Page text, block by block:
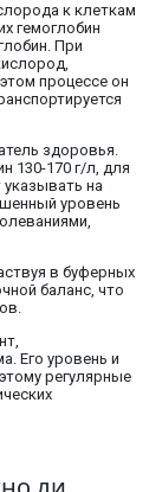
к клеткам
гемоглобин
При
процессе он
здоровья.
130-170 г/л, для
на
уровень
в буферных
баланс, что
Его уровень и
регулярные